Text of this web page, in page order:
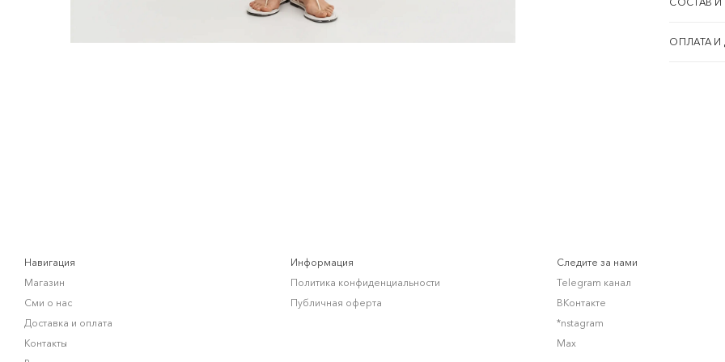
ОПЛАТА И
Навигация
Магазин
Сми о нас
Доставка и оплата
Контакты
Информация
Политика конфиденциальности
Публичная оферта
Следите за нами
Telegram канал
ВКонтакте
*nstagram
Max